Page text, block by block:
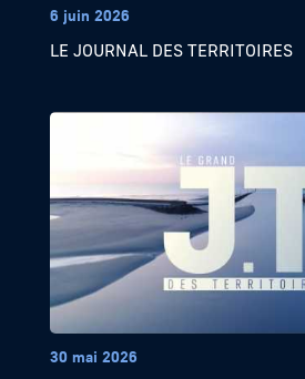
6 juin 2026
LE JOURNAL DES TERRITOIRES
30 mai 2026